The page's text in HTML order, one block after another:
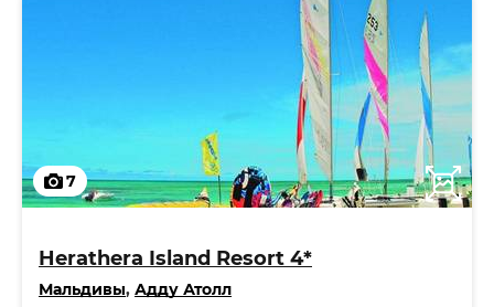
7
Herathera Island Resort 4*
Мальдивы, Адду Атолл